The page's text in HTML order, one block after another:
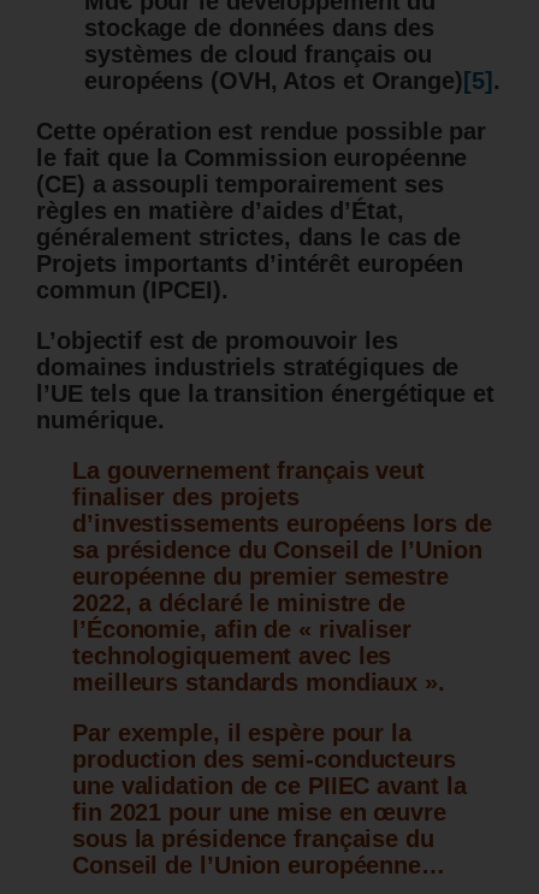
stockage de données dans des
systèmes de cloud français ou
européens (OVH, Atos et Orange) [5] .
Cette opération est rendue possible par
le fait que la Commission européenne
(CE) a assoupli temporairement ses
règles en matière d’aides d’État,
généralement strictes, dans le cas de
Projets importants d’intérêt européen
commun (IPCEI).
L’objectif est de promouvoir les
domaines industriels stratégiques de
l’UE tels que la transition énergétique et
numérique.
La gouvernement français veut
finaliser des projets
d’investissements européens lors de
sa présidence du Conseil de l’Union
européenne du premier semestre
2022, a déclaré le ministre de
l’Économie, afin de « rivaliser
technologiquement avec les
meilleurs standards mondiaux ».
Par exemple, il espère pour la
production des semi-conducteurs
une validation de ce PIIEC avant la
fin 2021 pour une mise en œuvre
sous la présidence française du
Conseil de l’Union européenne…